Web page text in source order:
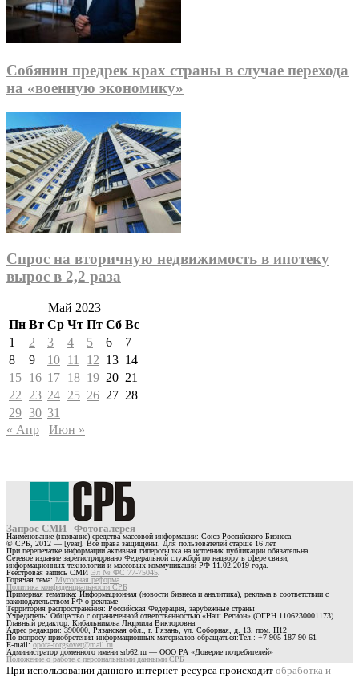
Собянин предрек крах страны в случае перехода
на «военную экономику»
Спрос на вторичную недвижимость в ипотеку
вырос в 2,2 раза
Май 2023
Пн Вт Ср Чт Пт Сб Вс
1
2 3 4 5 6
7
8
9 10 11 12 13 14
15 16 17 18 19 20 21
22
23 24 25 26 27 28
29 30 31
« Апр
Июн »
Запрос СМИ Фотогалерея
Наименование (название) средства массовой информации: Союз Российского Бизнеса
© СРБ, 2012 — [year]. Все права защищены. Для пользователей старше 16 лет.
При перепечатке информации активная гиперссылка на источник публикации обязательна
Сетевое издание зарегистрировано Федеральной службой по надзору в сфере связи,
информационных технологий и массовых коммуникаций РФ 11.02.2019 года.
Реестровая запись СМИ Эл № ФС 77-75045
Горячая тема: Мусорная реформа
Политика конфиденциальности СРБ
Примерная тематика: Информационная (новости бизнеса и аналитика), реклама в соответствии с
законодательством РФ о рекламе
Территория распространения: Российская Федерация, зарубежные страны
Учредитель: Общество с ограниченной ответственностью «Наш Регион» (ОГРН 1106230001173)
Главный редактор: Кибальникова Людмила Викторовна
Адрес редакции: 390000, Рязанская обл., г. Рязань, ул. Соборная, д. 13, пом. Н12
По вопросу приобретения информационных материалов обращаться:Тел.: +7 905 187-90-61
E-mail:opora-torgsovet@mail.ru
Администратор доменного имени srb62.ru — ООО РА «Доверие потребителей»
Положение о работе с персональными данными СРБ
При использовании данного интернет-ресурса происходит обработка и